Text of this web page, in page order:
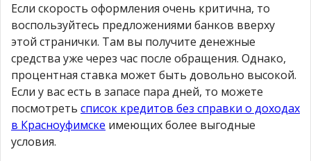
Если скорость оформления очень критична, то
воспользуйтесь предложениями банков вверху
этой странички. Там вы получите денежные
средства уже через час после обращения. Однако,
процентная ставка может быть довольно высокой.
Если у вас есть в запасе пара дней, то можете
посмотреть список кредитов без справки о доходах
в Красноуфимске имеющих более выгодные
условия.